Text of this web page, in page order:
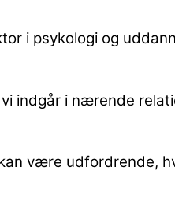
i psykologi og
indgår i nærende
være udfordrende,